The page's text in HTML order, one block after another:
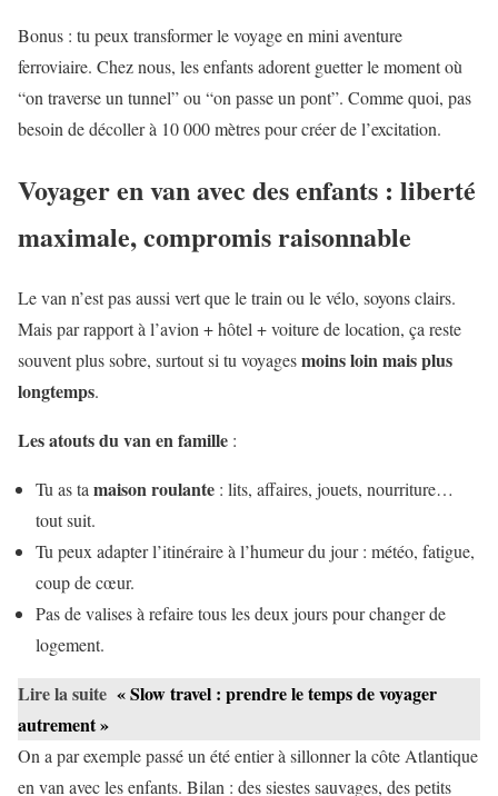
Bonus : tu peux transformer le voyage en mini aventure
ferroviaire. Chez nous, les enfants adorent guetter le moment où
“on traverse un tunnel” ou “on passe un pont”. Comme quoi, pas
besoin de décoller à 10 000 mètres pour créer de l’excitation.
Voyager en van avec des enfants : liberté
maximale, compromis raisonnable
Le van n’est pas aussi vert que le train ou le vélo, soyons clairs.
Mais par rapport à l’avion + hôtel + voiture de location, ça reste
souvent plus sobre, surtout si tu voyagesmoins loin mais plus
longtemps.
Les atouts du van en famille :
Tu as ta maison roulante : lits, affaires, jouets, nourriture…
tout suit.
Tu peux adapter l’itinéraire à l’humeur du jour : météo, fatigue,
coup de cœur.
Pas de valises à refaire tous les deux jours pour changer de
logement.
Lire la suite « Slow travel : prendre le temps de voyager
autrement »
On a par exemple passé un été entier à sillonner la côte Atlantique
en van avec les enfants. Bilan : des siestes sauvages, des petits